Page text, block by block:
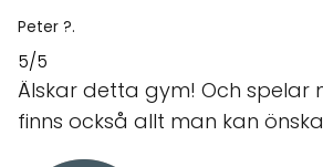
Peter ?.
5/5
Älskar detta gym! Och spelar
finns också allt man kan